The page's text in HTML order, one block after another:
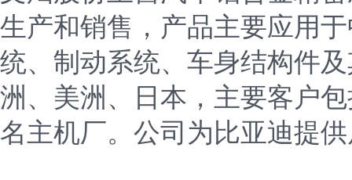
生产和销售，产品主要应用
统、制动系统、车身结构件
洲、美洲、日本，主要客户
名主机厂。公司为比亚迪提